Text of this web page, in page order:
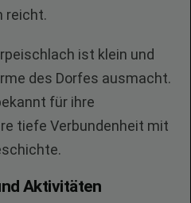
reicht.
ist klein und
des Dorfes ausmacht.
für ihre
tiefe Verbundenheit mit
Aktivitäten